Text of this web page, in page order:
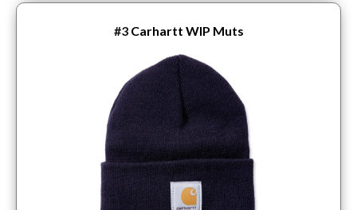
#3 Carhartt WIP Muts